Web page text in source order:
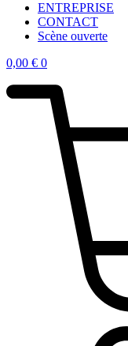
ENTREPRISE
CONTACT
Scène ouverte
0,00 € 0